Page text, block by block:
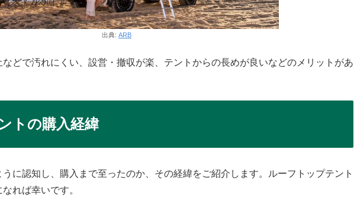
出典: ARB
どで汚れにくい、設営・撤収が楽、テントからの長めが良いなどのメリットがあ
トの購入経緯
に認知し、購入まで至ったのか、その経緯をご紹介します。ルーフトップテント
れば幸いです。